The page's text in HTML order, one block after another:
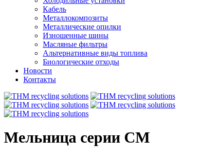
Кабель
Металлокомпозиты
Металлические опилки
Изношенные шины
Масляные фильтры
Альтернативные виды топлива
Биологические отходы
Новости
Контакты
Мельница серии CM